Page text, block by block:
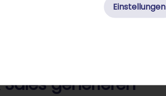
Einstellungen
generieren